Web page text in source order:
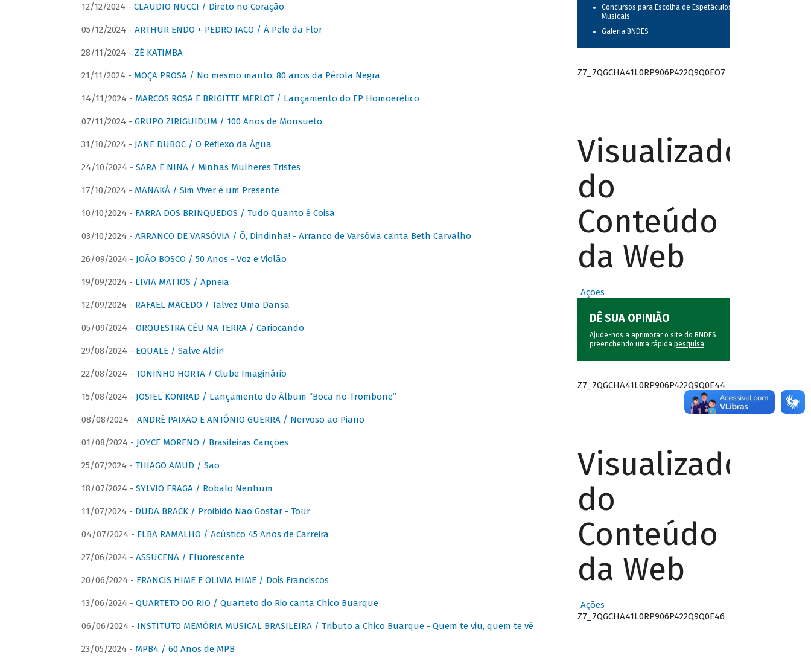
12/12/2024 - CLAUDIO NUCCI / Direto no Coração
05/12/2024 - ARTHUR ENDO + PEDRO IACO / À Pele da Flor
28/11/2024 - ZÉ KATIMBA
21/11/2024 - MOÇA PROSA / No mesmo manto: 80 anos da Pérola Negra
14/11/2024 - MARCOS ROSA E BRIGITTE MERLOT / Lançamento do EP Homoerético
07/11/2024 - GRUPO ZIRIGUIDUM / 100 Anos de Monsueto.
31/10/2024 - JANE DUBOC / O Reflexo da Água
24/10/2024 - SARA E NINA / Minhas Mulheres Tristes
17/10/2024 - MANAKÁ / Sim Viver é um Presente
10/10/2024 - FARRA DOS BRINQUEDOS / Tudo Quanto é Coisa
03/10/2024 - ARRANCO DE VARSÓVIA / Ô, Dindinha! - Arranco de Varsóvia canta Beth Carvalho
26/09/2024 - JOÃO BOSCO / 50 Anos - Voz e Violão
19/09/2024 - LIVIA MATTOS / Apneia
12/09/2024 - RAFAEL MACEDO / Talvez Uma Dansa
05/09/2024 - ORQUESTRA CÉU NA TERRA / Cariocando
29/08/2024 - EQUALE / Salve Aldir!
22/08/2024 - TONINHO HORTA / Clube Imaginário
15/08/2024 - JOSIEL KONRAD / Lançamento do Álbum “Boca no Trombone”
08/08/2024 - ANDRÉ PAIXÃO E ANTÔNIO GUERRA / Nervoso ao Piano
01/08/2024 - JOYCE MORENO / Brasileiras Canções
25/07/2024 - THIAGO AMUD / São
18/07/2024 - SYLVIO FRAGA / Robalo Nenhum
11/07/2024 - DUDA BRACK / Proibido Não Gostar - Tour
04/07/2024 - ELBA RAMALHO / Acústico 45 Anos de Carreira
27/06/2024 - ASSUCENA / Fluorescente
20/06/2024 - FRANCIS HIME E OLIVIA HIME / Dois Franciscos
13/06/2024 - QUARTETO DO RIO / Quarteto do Rio canta Chico Buarque
06/06/2024 - INSTITUTO MEMÓRIA MUSICAL BRASILEIRA / Tributo a Chico Buarque - Quem te viu, quem te vê
23/05/2024 - MPB4 / 60 Anos de MPB
Concursos para Escolha de Espetáculos
Musicais
Galeria BNDES
Z7_7QGCHA41L0RP906P422Q9Q0EO7
Visualizador
do
Conteúdo
da Web
Ações
DÊ SUA OPINIÃO
Ajude-nos a aprimorar o site do BNDES
preenchendo uma rápida pesquisa.
Z7_7QGCHA41L0RP906P422Q9Q0E44
Visualizador
do
Conteúdo
da Web
Ações
Z7_7QGCHA41L0RP906P422Q9Q0E46